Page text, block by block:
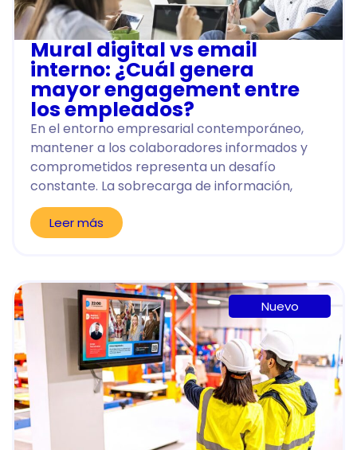
Mural digital vs email
interno: ¿Cuál genera
mayor engagement entre
los empleados?
En el entorno empresarial contemporáneo,
mantener a los colaboradores informados y
comprometidos representa un desafío
constante. La sobrecarga de información,
Leer más
Nuevo